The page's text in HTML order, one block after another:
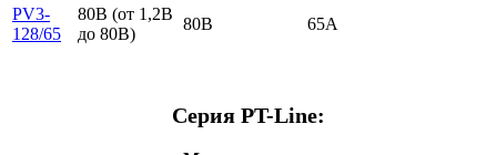
PV3-
128/65
80В (от 1,2В
до 80В)
80В 65А
Серия PT-Line: